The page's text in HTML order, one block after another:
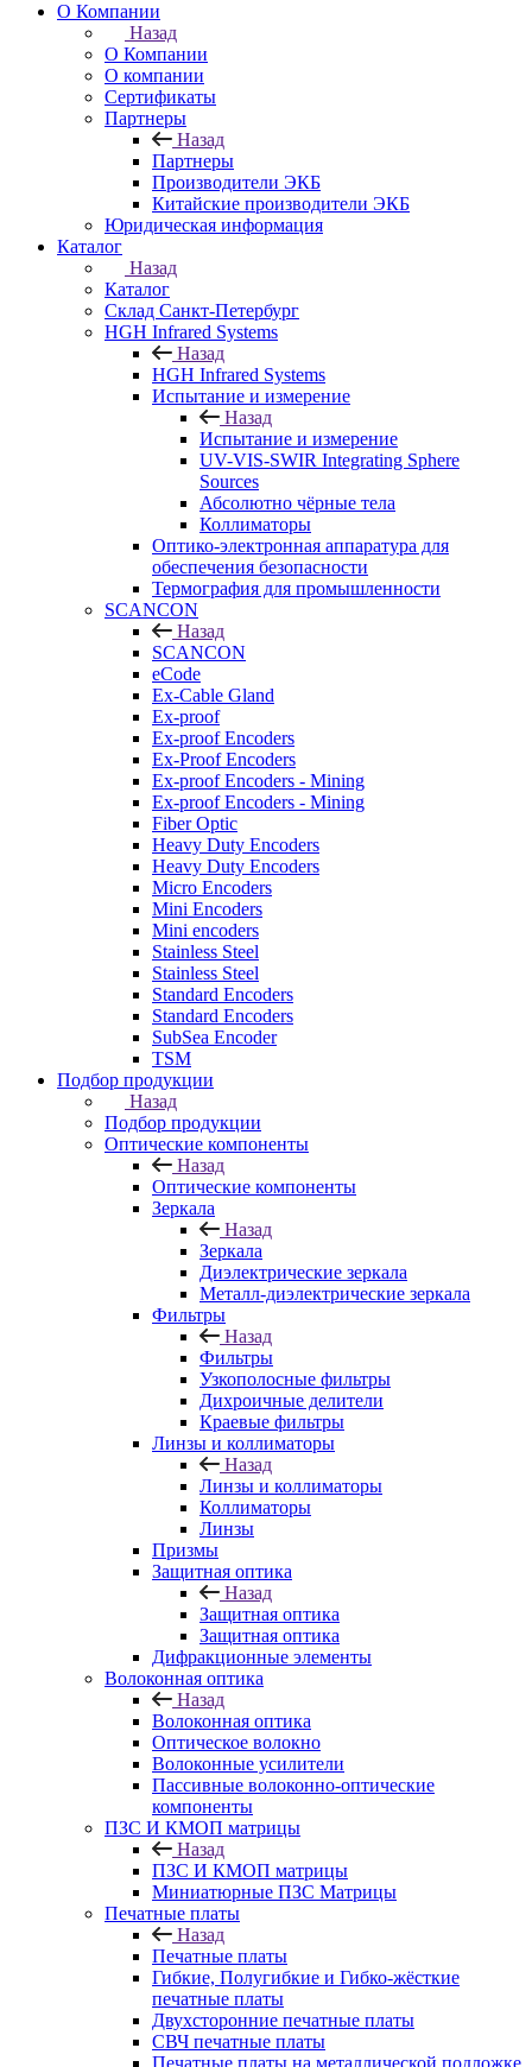
О Компании
Назад
О Компании
О компании
Сертификаты
Партнеры
Назад
Партнеры
Производители ЭКБ
Китайские производители ЭКБ
Юридическая информация
Каталог
Назад
Каталог
Cклад Санкт-Петербург
HGH Infrared Systems
Назад
HGH Infrared Systems
Испытание и измерение
Назад
Испытание и измерение
UV-VIS-SWIR Integrating Sphere
Sources
Абсолютно чёрные тела
Коллиматоры
Оптико-электронная аппаратура для
обеспечения безопасности
Термография для промышленности
SCANCON
Назад
SCANCON
eCode
Ex-Cable Gland
Ex-proof
Ex-proof Encoders
Ex-Proof Encoders
Ex-proof Encoders - Mining
Ex-proof Encoders - Mining
Fiber Optic
Heavy Duty Encoders
Heavy Duty Encoders
Micro Encoders
Mini Encoders
Mini encoders
Stainless Steel
Stainless Steel
Standard Encoders
Standard Encoders
SubSea Encoder
TSM
Подбор продукции
Назад
Подбор продукции
Оптические компоненты
Назад
Оптические компоненты
Зеркала
Назад
Зеркала
Диэлектрические зеркала
Металл-диэлектрические зеркала
Фильтры
Назад
Фильтры
Узкополосные фильтры
Дихроичные делители
Краевые фильтры
Линзы и коллиматоры
Назад
Линзы и коллиматоры
Коллиматоры
Линзы
Призмы
Защитная оптика
Назад
Защитная оптика
Защитная оптика
Дифракционные элементы
Волоконная оптика
Назад
Волоконная оптика
Оптическое волокно
Волоконные усилители
Пассивные волоконно-оптические
компоненты
ПЗС И КМОП матрицы
Назад
ПЗС И КМОП матрицы
Миниатюрные ПЗС Матрицы
Печатные платы
Назад
Печатные платы
Гибкие, Полугибкие и Гибко-жёсткие
печатные платы
Двухсторонние печатные платы
СВЧ печатные платы
Печатные платы на металлической подложке